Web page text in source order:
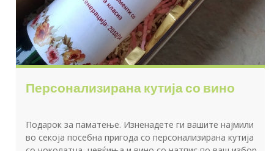
Персонализирана кутија со вино
Подарок за паматење. Изненадете ги вашите најмили
во секоја посебна пригода со персонализирана кутија